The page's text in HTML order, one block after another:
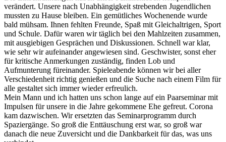
verändert. Unsere nach Unabhängigkeit strebenden Jugendlichen
mussten zu Hause bleiben. Ein gemütliches Wochenende wurde
bald mühsam. Ihnen fehlten Freunde, Spaß mit Gleichaltrigen, Sport
und Schule. Dafür waren wir täglich bei den Mahlzeiten zusammen,
mit ausgiebigen Gesprächen und Diskussionen. Schnell war klar,
wie sehr wir aufeinander angewiesen sind. Geschwister, sonst eher
für kritische Anmerkungen zuständig, finden Lob und
Aufmunterung füreinander. Spieleabende können wir bei aller
Verschiedenheit richtig genießen und die Suche nach einem Film für
alle gestaltet sich immer wieder erfreulich.
Mein Mann und ich hatten uns schon lange auf ein Paarseminar mit
Impulsen für unsere in die Jahre gekommene Ehe gefreut. Corona
kam dazwischen. Wir ersetzten das Seminarprogramm durch
Spaziergänge. So groß die Enttäuschung erst war, so groß war
danach die neue Zuversicht und die Dankbarkeit für das, was uns